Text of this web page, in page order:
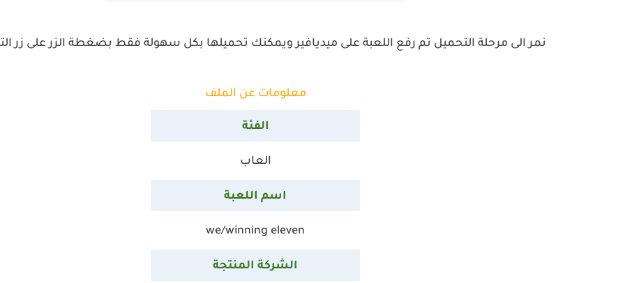
نمر الى مرحلة التحميل تم رفع اللعبة على ميديافير ويمكنك تحميلها بكل سهولة فقط بضغطة الزر على زر
معلومات عن الملف
الفئة
العاب
اسم اللعبة
we/winning eleven
الشركة المنتجة